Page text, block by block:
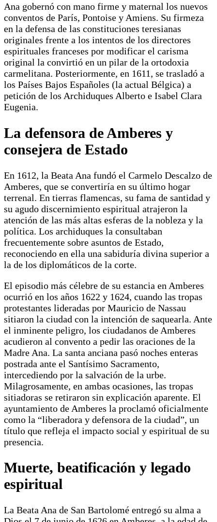
Ana gobernó con mano firme y maternal los nuevos
conventos de París, Pontoise y Amiens. Su firmeza
en la defensa de las constituciones teresianas
originales frente a los intentos de los directores
espirituales franceses por modificar el carisma
original la convirtió en un pilar de la ortodoxia
carmelitana. Posteriormente, en 1611, se trasladó a
los Países Bajos Españoles (la actual Bélgica) a
petición de los Archiduques Alberto e Isabel Clara
Eugenia.
La defensora de Amberes y
consejera de Estado
En 1612, la Beata Ana fundó el Carmelo Descalzo de
Amberes, que se convertiría en su último hogar
terrenal. En tierras flamencas, su fama de santidad y
su agudo discernimiento espiritual atrajeron la
atención de las más altas esferas de la nobleza y la
política. Los archiduques la consultaban
frecuentemente sobre asuntos de Estado,
reconociendo en ella una sabiduría divina superior a
la de los diplomáticos de la corte.
El episodio más célebre de su estancia en Amberes
ocurrió en los años 1622 y 1624, cuando las tropas
protestantes lideradas por Mauricio de Nassau
sitiaron la ciudad con la intención de saquearla. Ante
el inminente peligro, los ciudadanos de Amberes
acudieron al convento a pedir las oraciones de la
Madre Ana. La santa anciana pasó noches enteras
postrada ante el Santísimo Sacramento,
intercediendo por la salvación de la urbe.
Milagrosamente, en ambas ocasiones, las tropas
sitiadoras se retiraron sin explicación aparente. El
ayuntamiento de Amberes la proclamó oficialmente
como la “liberadora y defensora de la ciudad”, un
título que refleja el impacto social y espiritual de su
presencia.
Muerte, beatificación y legado
espiritual
La Beata Ana de San Bartolomé entregó su alma a